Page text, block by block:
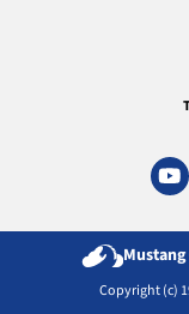
Copyright (c)